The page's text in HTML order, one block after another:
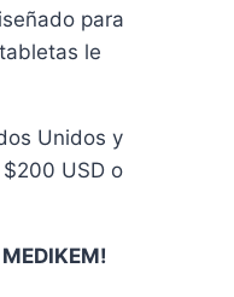
para
le
Unidos y
USD o